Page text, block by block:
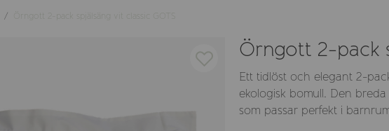
Örngott 2-pack spjälsäng vit classic GOTS
Örngott 2-pack
Ett tidlöst och elegant 2-
ekologisk bomull. Den
som passar perfekt i